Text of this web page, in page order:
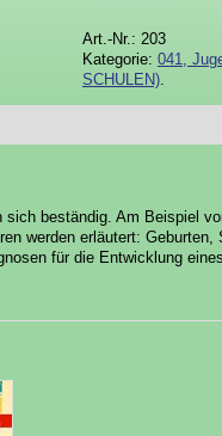
Art.-Nr.: 203
Kategorie: 041,
SCHULEN)
sich beständig. Am Beispiel
werden erläutert: Geburten,
für die Entwicklung